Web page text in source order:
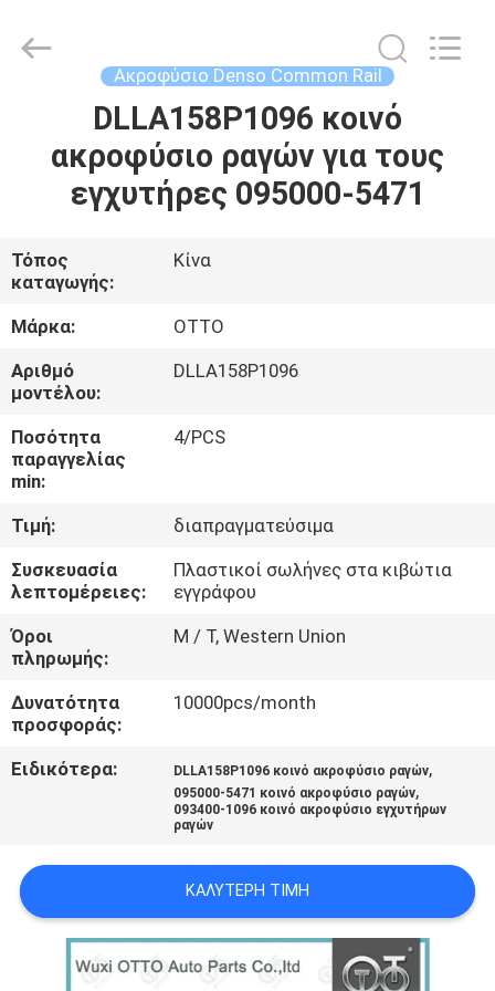
ΠΡΟΪΌΝΤΑ
ΣΧΕΤΙΚΆ
ΜΕ
ΕΜΆΣ
ΕΠΙΣΚΈΨΕΙΣ
ΣΤΟ
ΕΡΓΟΣΤΆΣΙΟ
ΠΟΙΌΤΗΤΑΣ
ΕΠΙΚΟΙΝΩΝΉΣΤΕ
ΜΑΖΊ
ΜΑΣ
ΥΠΟΘΈΣΕΙΣ
SITEMAP
AUTO
PARTS
Ακροφύσιο Denso Common Rail
DLLA158P1096 κοινό
ακροφύσιο ραγών για τους
εγχυτήρες 095000-5471
Τόπος
καταγωγής:
Κίνα
Μάρκα:
OTTO
Αριθμό
μοντέλου:
DLLA158P1096
Ποσότητα
παραγγελίας
min:
4/PCS
Τιμή:
διαπραγματεύσιμα
Συσκευασία
λεπτομέρειες:
Πλαστικοί σωλήνες στα κιβώτια
εγγράφου
Όροι
πληρωμής:
Μ / Τ, Western Union
Δυνατότητα
προσφοράς:
10000pcs/month
Ειδικότερα: DLLA158P1096 κοινό ακροφύσιο ραγών,
095000-5471 κοινό ακροφύσιο ραγών,
093400-1096 κοινό ακροφύσιο εγχυτήρων
ραγών
ΚΑΛΎΤΕΡΗ ΤΙΜΉ